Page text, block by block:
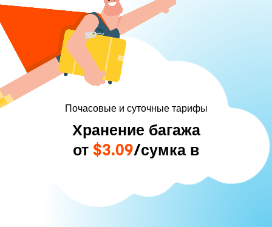
Почасовые и суточные тарифы
Хранение багажа
от $3.09/сумка в